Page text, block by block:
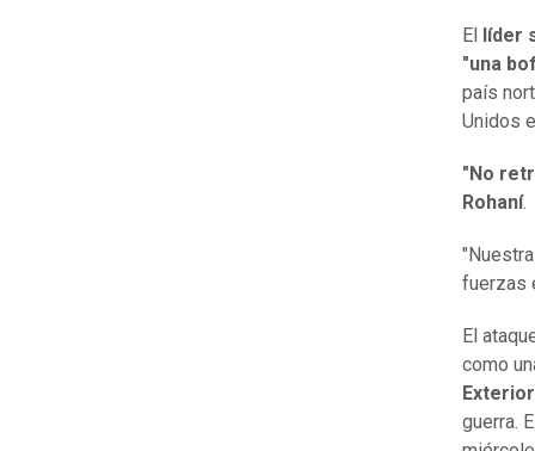
El
líder
"una
país
Unidos
"No
Rohaní.
fuerzas
El
como
guerra.